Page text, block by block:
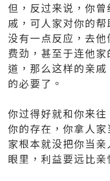
但，反过来说，你
戚，可人家对你的帮
没有一点反应，去
费劲，甚至于连他
道，那么这样的亲
的必要了。
你过得好就和你来
你的存在，你拿人
家根本就没把你当
眼里，利益要远比亲